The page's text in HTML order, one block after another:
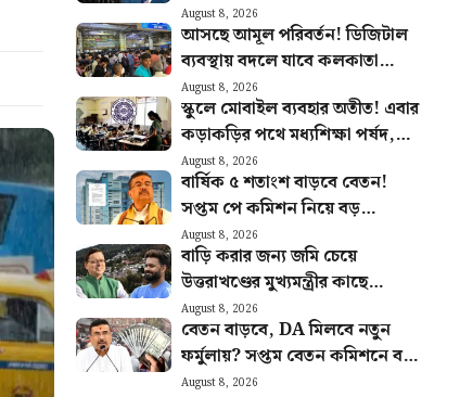
কোন দেশ? সম্পন্ন নতুন চুক্তি
August 8, 2026
আসছে আমূল পরিবর্তন! ডিজিটাল
ব্যবস্থায় বদলে যাবে কলকাতা
মেট্রোর স্টেশন পরিচালনা
August 8, 2026
স্কুলে মোবাইল ব্যবহার অতীত! এবার
কড়াকড়ির পথে মধ্যশিক্ষা পর্ষদ,
জারি বিজ্ঞপ্তি
August 8, 2026
বার্ষিক ৫ শতাংশ বাড়বে বেতন!
সপ্তম পে কমিশন নিয়ে বড়
ঘোষণা, নয়া বিজ্ঞপ্তি জারি করল
নবান্ন
August 8, 2026
বাড়ি করার জন্য জমি চেয়ে
উত্তরাখণ্ডের মুখ্যমন্ত্রীর কাছে
অনুরোধ ঋষভ পন্থের! কী
জানালেন পুষ্কর সিং ধামি?
August 8, 2026
বেতন বাড়বে, DA মিলবে নতুন
ফর্মুলায়? সপ্তম বেতন কমিশনে বড়
দাবি
August 8, 2026